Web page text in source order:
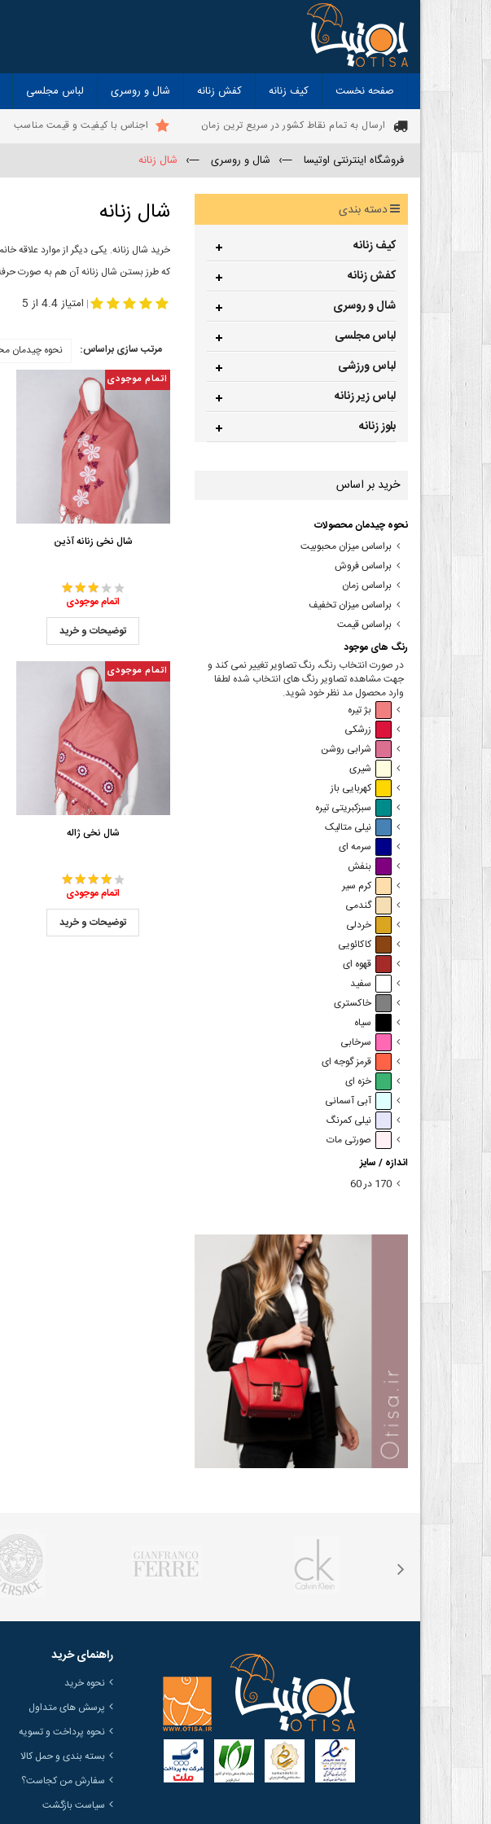
صفحه نخست کیف زنانه کفش زنانه شال و روسری لباس مجلسی
ارسال به تمام نقاط کشور در سریع ترین زمان اجناس با کیفیت و قیمت مناسب
فروشگاه اینترنتی اوتیسا —› شال و روسری —› شال زنانه
شال زنانه
خرید شال زنانه. یکی دیگر از موارد علاقه
که طرز بستن شال زنانه آن هم به صورت
| امتیاز 4.4 از 5
مرتب سازی براساس: نحوه چیدمان
اتمام موجودی
شال نخی زنانه آذین
اتمام موجودی
توضیحات و خرید
اتمام موجودی
شال نخی ژاله
اتمام موجودی
توضیحات و خرید
دسته بندی
کیف زنانه
کفش زنانه
شال و روسری
لباس مجلسی
لباس ورزشی
لباس زیر زنانه
بلوز زنانه
خرید بر اساس
نحوه چیدمان محصولات
براساس میزان محبوبیت
براساس فروش
براساس زمان
براساس میزان تخفیف
براساس قیمت
رنگ های موجود
در صورت انتخاب رنگ، رنگ تصاویر تغییر نمی کند و
جهت مشاهده تصاویر رنگ های انتخاب شده لطفا
وارد محصول مد نظر خود شوید.
بژ تیره
زرشکی
شرابی روشن
شیری
کهربایی باز
سبزکبریتی تیره
نیلی متالیک
سرمه ای
بنفش
کرم سیر
گندمی
خردلی
کاکائویی
قهوه ای
سفید
خاکستری
سیاه
سرخابی
قرمز گوجه ای
خزه ای
آبی آسمانی
نیلی کمرنگ
صورتی مات
اندازه / سایز
170 در 60
راهنمای خرید
نحوه خرید
پرسش های متداول
نحوه پرداخت و تسویه
بسته بندی و حمل کالا
سفارش من کجاست؟
سیاست بازگشت